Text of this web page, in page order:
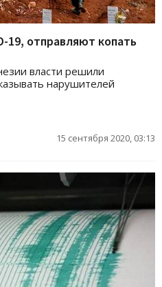
19, отправляют копать
власти решили
нарушителей
15 сентября 2020, 03:13